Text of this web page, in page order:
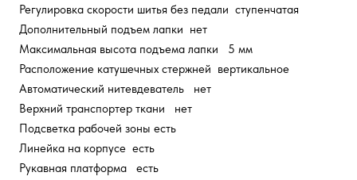
Регулировка скорости шитья без педали ступенчатая
Дополнительный подъем лапки нет
Максимальная высота подъема лапки 5 мм
Расположение катушечных стержней вертикальное
Автоматический нитевдеватель нет
Верхний транспортер ткани нет
Подсветка рабочей зоны есть
Линейка на корпусе есть
Рукавная платформа есть